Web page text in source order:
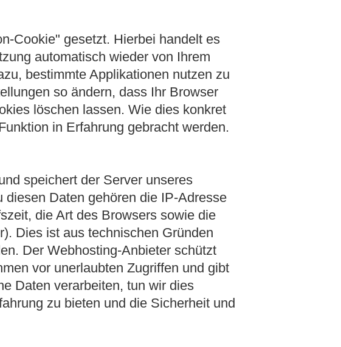
Cookie" gesetzt. Hierbei handelt es
automatisch wieder von Ihrem
bestimmte Applikationen nutzen zu
so ändern, dass Ihr Browser
löschen lassen. Wie dies konkret
in Erfahrung gebracht werden.
speichert der Server unseres
Daten gehören die IP-Adresse
die Art des Browsers sowie die
Dies ist aus technischen Gründen
Der Webhosting-Anbieter schützt
vor unerlaubten Zugriffen und gibt
Daten verarbeiten, tun wir dies
zu bieten und die Sicherheit und